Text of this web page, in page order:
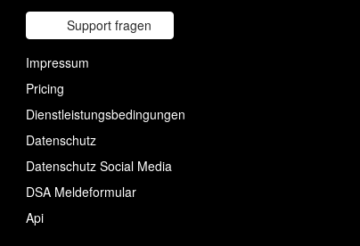
Support fragen
Impressum
Pricing
Dienstleistungsbedingungen
Datenschutz
Datenschutz Social Media
DSA Meldeformular
Api